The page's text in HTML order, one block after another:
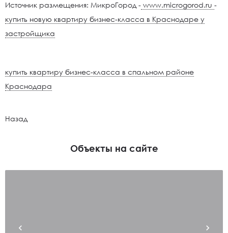
Источник размещения: МикроГород - www.microgorod.ru -
купить новую квартиру бизнес-класса в Краснодаре у
застройщика
купить квартиру бизнес-класса в спальном районе
Краснодара
Назад
Объекты на сайте